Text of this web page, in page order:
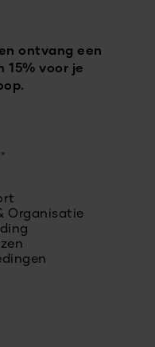
ontvang een
15% voor je
*
Organisatie